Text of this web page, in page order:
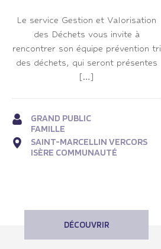
Le service Gestion et Valorisation
des Déchets vous invite à
rencontrer son équipe prévention tri
des déchets, qui seront présentes
[…]
GRAND PUBLIC
FAMILLE
SAINT-MARCELLIN VERCORS
ISÈRE COMMUNAUTÉ
DÉCOUVRIR